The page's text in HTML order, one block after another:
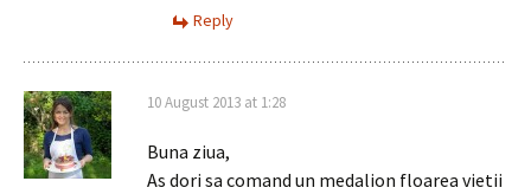
Reply
10 August 2013 at 1:28
Buna ziua,
As dori sa comand un medalion floarea vietii